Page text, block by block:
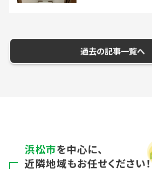
過去の記事一覧へ
浜松市を中心に、
近隣地域もお任せください！